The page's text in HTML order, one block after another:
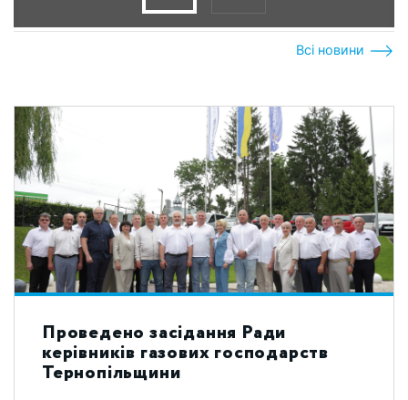
Всі новини
Проведено засідання Ради
керівників газових господарств
Тернопільщини